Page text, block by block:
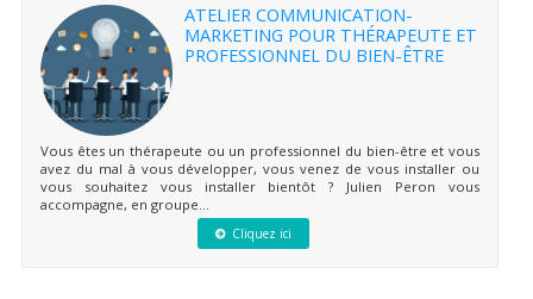
ATELIER COMMUNICATION-
MARKETING POUR THÉRAPEUTE ET
PROFESSIONNEL DU BIEN-ÊTRE
Vous êtes un thérapeute ou un professionnel du bien-être et vous
avez du mal à vous développer, vous venez de vous installer ou
vous souhaitez vous installer bientôt ? Julien Peron vous
accompagne, en groupe...
Cliquez ici